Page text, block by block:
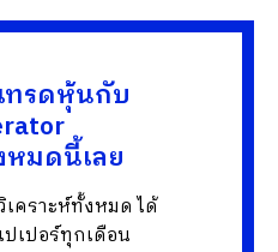
รดหุ้นกับ
มดนี้เลย
คราะห์ทั้งหมด ได้
ปเปอร์ทุกเดือน